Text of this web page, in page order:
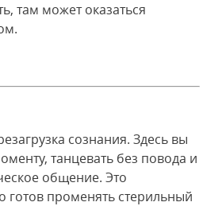
там может оказаться
сознания. Здесь вы
танцевать без повода и
общение. Это
готов променять стерильный